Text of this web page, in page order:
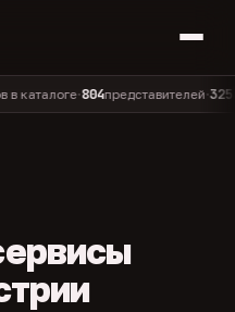
•804представителей•325